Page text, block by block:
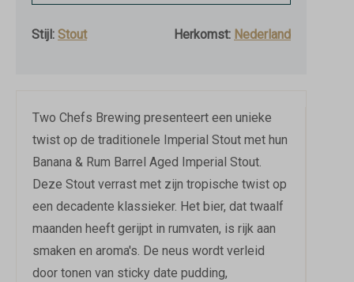
Stijl: Stout Herkomst: Nederland
Two Chefs Brewing presenteert een unieke
twist op de traditionele Imperial Stout met hun
Banana & Rum Barrel Aged Imperial Stout.
Deze Stout verrast met zijn tropische twist op
een decadente klassieker. Het bier, dat twaalf
maanden heeft gerijpt in rumvaten, is rijk aan
smaken en aroma's. De neus wordt verleid
door tonen van sticky date pudding,